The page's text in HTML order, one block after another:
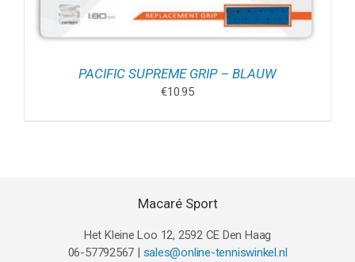
PACIFIC SUPREME GRIP – BLAUW
€10.95
Macaré Sport
Het Kleine Loo 12, 2592 CE Den Haag
06-57792567 | sales@online-tenniswinkel.nl